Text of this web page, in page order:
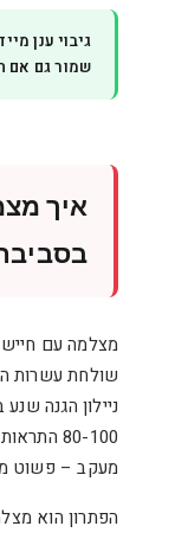
גיבוי ענן
שמור גם אם
איך
מצלמה עם
שולחת עשרות
ניילון הגנה
80-100
מעקב – פשוט